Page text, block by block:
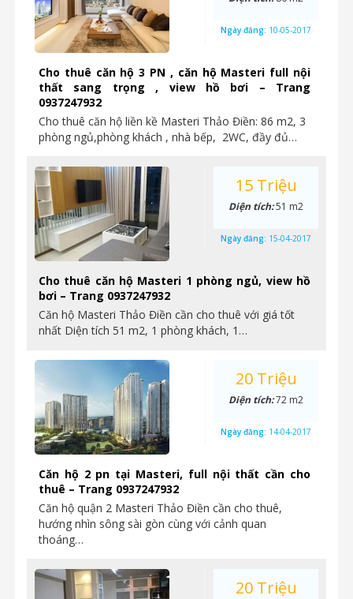
Cho thuê căn hộ 3 PN , căn hộ Masteri full nội
thất sang trọng , view hồ bơi – Trang
0937247932
Cho thuê căn hộ liền kề Masteri Thảo Điền: 86 m2, 3
phòng ngủ,phòng khách , nhà bếp, 2WC, đầy đủ…
Ngày đăng: 10-05-2017
Cho thuê căn hộ Masteri 1 phòng ngủ, view hồ
bơi – Trang 0937247932
Căn hộ Masteri Thảo Điền cần cho thuê với giá tốt
nhất Diện tích 51 m2, 1 phòng khách, 1…
15 Triệu
Diện tích:51 m2
Ngày đăng: 15-04-2017
Căn hộ 2 pn tại Masteri, full nội thất cần cho
thuê – Trang 0937247932
Căn hộ quận 2 Masteri Thảo Điền cần cho thuê,
hướng nhìn sông sài gòn cùng với cảnh quan
thoáng…
20 Triệu
Diện tích:72 m2
Ngày đăng: 14-04-2017
20 Triệu